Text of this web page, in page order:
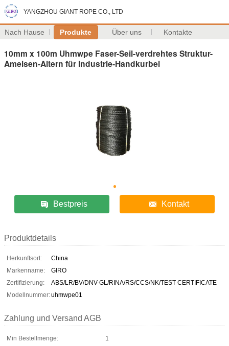
YANGZHOU GIANT ROPE CO., LTD
Nach Hause Produkte Über uns Kontakte
10mm x 100m Uhmwpe Faser-Seil-verdrehtes Struktur-
Ameisen-Altern für Industrie-Handkurbel
Bestpreis Kontakt
Produktdetails
Herkunftsort:
China
Markenname:
GIRO
Zertifizierung:
ABS/LR/BV/DNV-GL/RINA/RS/CCS/NK/TEST CERTIFICATE
Modellnummer:uhmwpe01
Zahlung und Versand AGB
Min Bestellmenge:
1